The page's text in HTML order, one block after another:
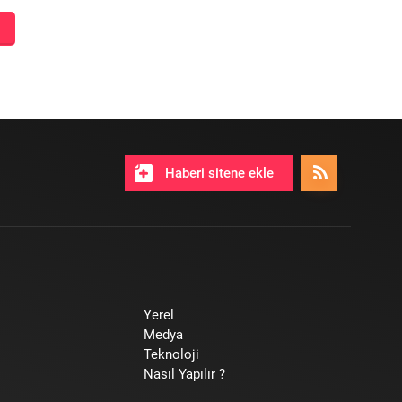
Haberi sitene ekle
Yerel
Medya
Teknoloji
Nasıl Yapılır ?